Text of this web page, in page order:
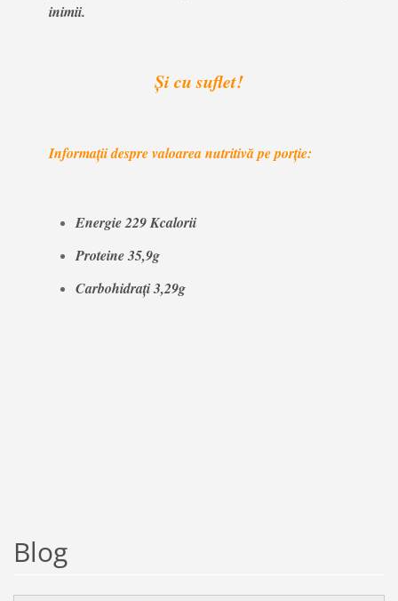
inimii.
Şi cu suflet!
Informaţii despre valoarea nutritivă pe porţie:
Energie 229 Kcalorii
Proteine 35,9g
Carbohidraţi 3,29g
Blog